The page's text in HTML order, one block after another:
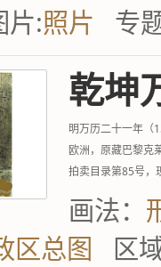
片:照片 专
乾坤
明万历二十一年（
欧洲，原藏巴黎克
拍卖目录第85号，
画法：
区总图 区域